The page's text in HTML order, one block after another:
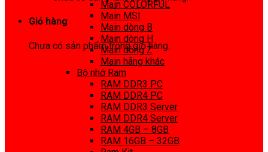
Giỏ hàng
Chưa có sản phẩm trong giỏ hàng.
Main COLORFUL
Main MSI
Main dòng B
Main dòng H
Main dòng Z
Main hãng khác
Bộ nhớ Ram
RAM DDR3 PC
RAM DDR4 PC
RAM DDR3 Server
RAM DDR4 Server
RAM 4GB – 8GB
RAM 16GB – 32GB